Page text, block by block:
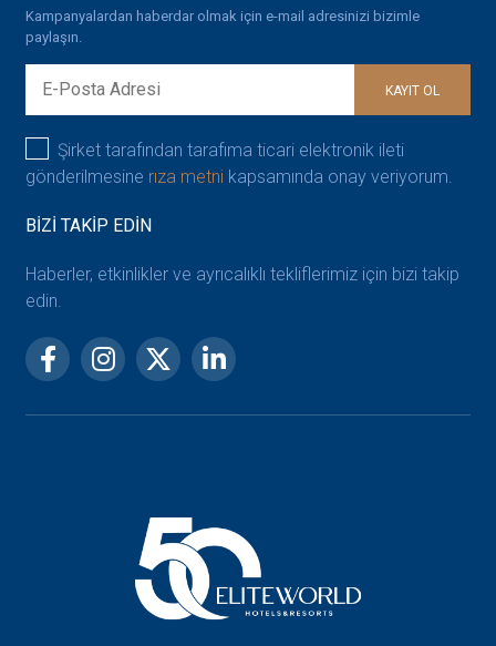
Kampanyalardan haberdar olmak için e-mail adresinizi bizimle
paylaşın.
KAYIT OL
Şirket tarafından tarafıma ticari elektronik ileti
gönderilmesine rıza metni kapsamında onay veriyorum.
BİZİ TAKİP EDİN
Haberler, etkinlikler ve ayrıcalıklı tekliflerimiz için bizi takip
edin.